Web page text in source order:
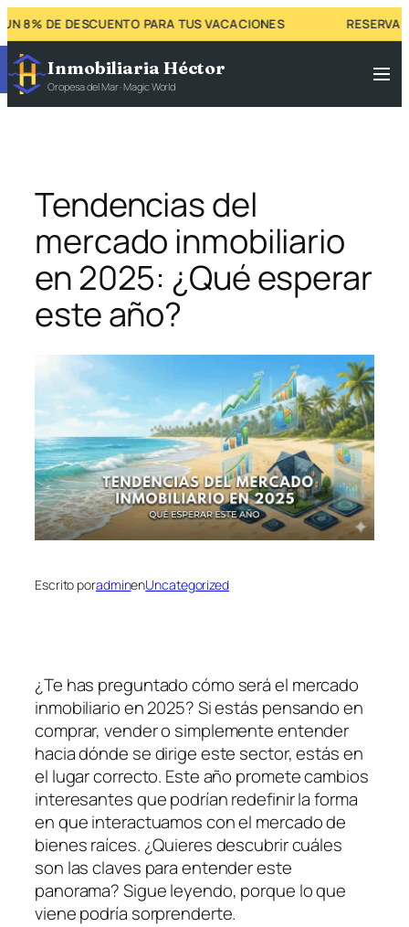
Abrir barra de herramientas
8% DE DESCUENTO PARA TUS VACACIONES RESERVA
Inmobiliaria Héctor
Oropesa del Mar · Magic World
Tendencias del
mercado inmobiliario
en 2025: ¿Qué esperar
este año?
Escrito poradminenUncategorized
¿Te has preguntado cómo será el mercado
inmobiliario en 2025? Si estás pensando en
comprar, vender o simplemente entender
hacia dónde se dirige este sector, estás en
el lugar correcto. Este año promete cambios
interesantes que podrían redefinir la forma
en que interactuamos con el mercado de
bienes raíces. ¿Quieres descubrir cuáles
son las claves para entender este
panorama? Sigue leyendo, porque lo que
viene podría sorprenderte.